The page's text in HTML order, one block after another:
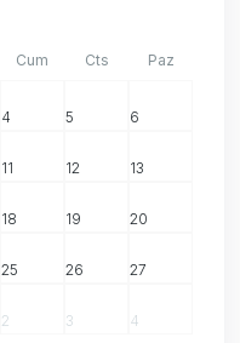
Cum Cts Paz
4 5 6
11 12 13
18 19 20
25 26 27
2 3 4